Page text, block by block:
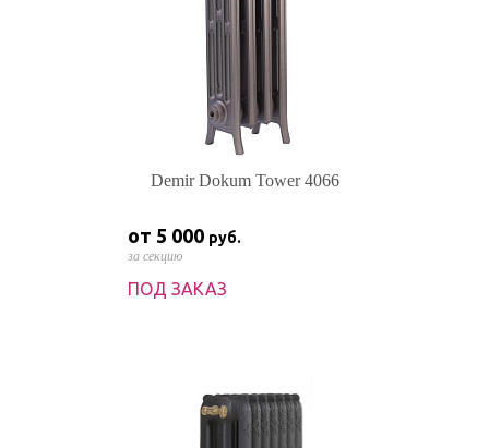
Demir Dokum Tower 4066
от 5 000 руб.
за секцию
ПОД ЗАКАЗ